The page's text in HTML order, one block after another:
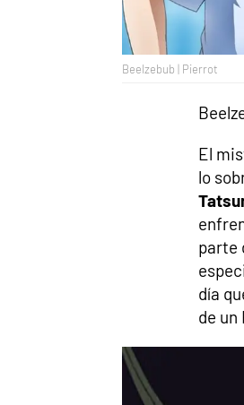
Beelzebub | Pierrot
El
lo
parte
día
de un